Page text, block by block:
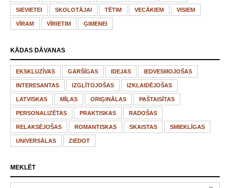
SIEVIETEI SKOLOTĀJAI TĒTIM VECĀKIEM VISIEM
VĪRAM VĪRIETIM ĢIMENEI
KĀDAS DĀVANAS
EKSKLUZĪVAS GARŠĪGAS IDEJAS IEDVESMOJOŠAS
INTERESANTAS IZGLĪTOJOŠAS IZKLAIDĒJOŠAS
LATVISKAS MĪĻAS ORIĢINĀLAS PAŠTAISĪTAS
PERSONALIZĒTAS PRAKTISKAS RADOŠAS
RELAKSĒJOŠAS ROMANTISKAS SKAISTAS SMIEKLĪGAS
UNIVERSĀLAS ZIEDOT
MEKLĒT